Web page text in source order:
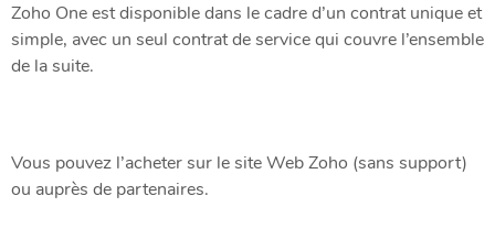
Zoho One est disponible dans le cadre d’un contrat unique et
simple, avec un seul contrat de service qui couvre l’ensemble
de la suite.
Vous pouvez l’acheter sur le site Web Zoho (sans support)
ou auprès de partenaires.